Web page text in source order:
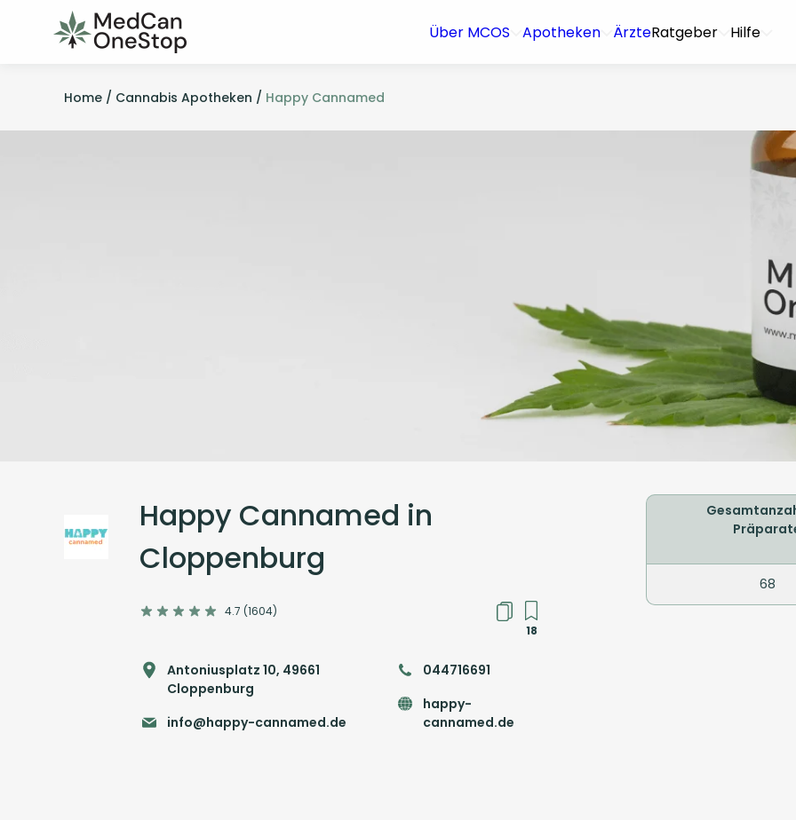
Über MCOS Apotheken ÄrzteRatgeber Hilfe
Home / Cannabis Apotheken / Happy Cannamed
Happy Cannamed in
Cloppenburg
4.7 (1604)
18
Antoniusplatz 10, 49661
Cloppenburg
info@happy-cannamed.de
044716691
happy-
cannamed.de
68